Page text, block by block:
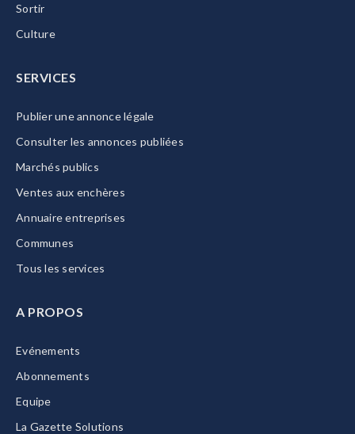
Sortir
Culture
SERVICES
Publier une annonce légale
Consulter les annonces publiées
Marchés publics
Ventes aux enchères
Annuaire entreprises
Communes
Tous les services
A PROPOS
Evénements
Abonnements
Equipe
La Gazette Solutions